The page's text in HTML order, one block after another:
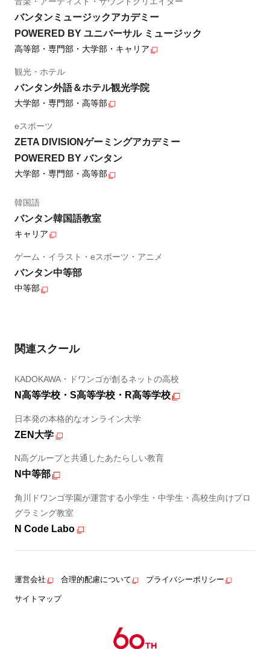
バンタンミュージックアカデミー
POWERED BY ユニバーサル ミュージック
高等部・専門部・大学部・キャリア
観光・ホテル
バンタン外語＆ホテル観光学院
大学部・専門部・高等部
eスポーツ
ZETA DIVISIONゲーミングアカデミー
POWERED BY バンタン
大学部・専門部・高等部
韓国語
バンタン韓国語教室
キャリア
ゲーム・イラスト・eスポーツ・アニメ
バンタン中等部
中等部
関連スクール
KADOKAWA・ドワンゴが創るネットの高校
N高等学校・S高等学校・R高等学校
日本発の本格的なオンライン大学
ZEN大学
N高グループと共通したあたらしい教育
N中等部
角川ドワンゴ学園が運営する小学生・中学生・高校生向けプロ
グラミング教室
N Code Labo
運営会社 合理的配慮について プライバシーポリシー
サイトマップ